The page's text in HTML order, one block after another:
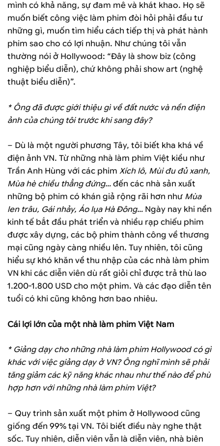
mình có khả năng, sự đam mê và khát khao. Họ sẽ
muốn biết công việc làm phim đòi hỏi phải đầu tư
những gì, muốn tìm hiểu cách tiếp thị và phát hành
phim sao cho có lợi nhuận. Như chúng tôi vẫn
thường nói ở Hollywood: “Ðây là show biz (công
nghiệp biểu diễn), chứ không phải show art (nghệ
thuật biểu diễn)”.
* Ông đã được giới thiệu gì về đất nước và nền điện
ảnh của chúng tôi trước khi sang đây?
– Dù là một người phương Tây, tôi biết kha khá về
điện ảnh VN. Từ những nhà làm phim Việt kiều như
Trần Anh Hùng với các phim Xích lô, Mùi đu đủ xanh,
Mùa hè chiều thẳng đứng… đến các nhà sản xuất
những bộ phim có khán giả rộng rãi hơn như Mùa
len trâu, Gái nhảy, Áo lụa Hà Ðông… Ngày nay khi nền
kinh tế bắt đầu phát triển và nhiều rạp chiếu phim
được xây dựng, các bộ phim thành công về thương
mại cũng ngày càng nhiều lên. Tuy nhiên, tôi cũng
hiểu sự khó khăn về thu nhập của các nhà làm phim
VN khi các diễn viên dù rất giỏi chỉ được trả thù lao
1.200-1.800 USD cho một phim. Và các đạo diễn tên
tuổi có khi cũng không hơn bao nhiêu.
Cái lợi lớn của một nhà làm phim Việt Nam
* Giảng dạy cho những nhà làm phim Hollywood có gì
khác với việc giảng dạy ở VN? Ông nghĩ mình sẽ phải
tăng giảm các kỹ năng khác nhau như thế nào để phù
hợp hơn với những nhà làm phim Việt?
– Quy trình sản xuất một phim ở Hollywood cũng
giống đến 99% tại VN. Tôi biết điều này nghe thật
sốc. Tuy nhiên, diễn viên vẫn là diễn viên, nhà biên